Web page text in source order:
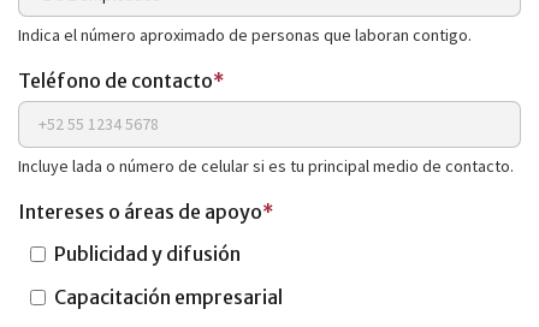
Indica el número aproximado de personas que laboran contigo.
Teléfono de contacto*
Incluye lada o número de celular si es tu principal medio de contacto.
Intereses o áreas de apoyo*
Publicidad y difusión
Capacitación empresarial